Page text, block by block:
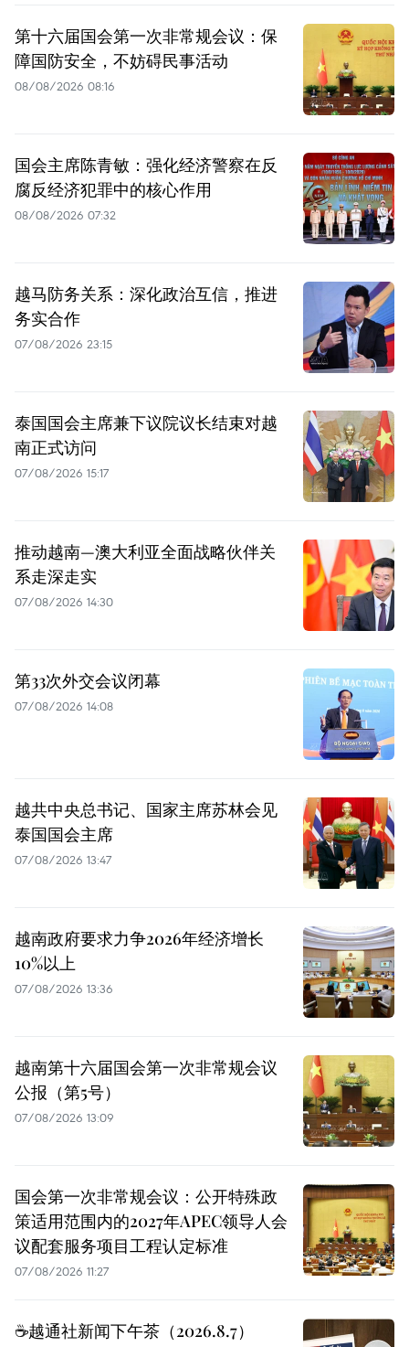
第十六届国会第一次非常规会议：保
障国防安全，不妨碍民事活动
08/08/2026 08:16
国会主席陈青敏：强化经济警察在反
腐反经济犯罪中的核心作用
08/08/2026 07:32
越马防务关系：深化政治互信，推进
务实合作
07/08/2026 23:15
泰国国会主席兼下议院议长结束对越
南正式访问
07/08/2026 15:17
推动越南—澳大利亚全面战略伙伴关
系走深走实
07/08/2026 14:30
第33次外交会议闭幕
07/08/2026 14:08
越共中央总书记、国家主席苏林会见
泰国国会主席
07/08/2026 13:47
越南政府要求力争2026年经济增长
10%以上
07/08/2026 13:36
越南第十六届国会第一次非常规会议
公报（第5号）
07/08/2026 13:09
国会第一次非常规会议：公开特殊政
策适用范围内的2027年APEC领导人会
议配套服务项目工程认定标准
07/08/2026 11:27
☕️越通社新闻下午茶（2026.8.7）